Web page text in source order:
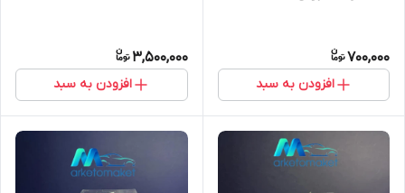
700,000
افزودن به سبد
3,500,000
افزودن به سبد